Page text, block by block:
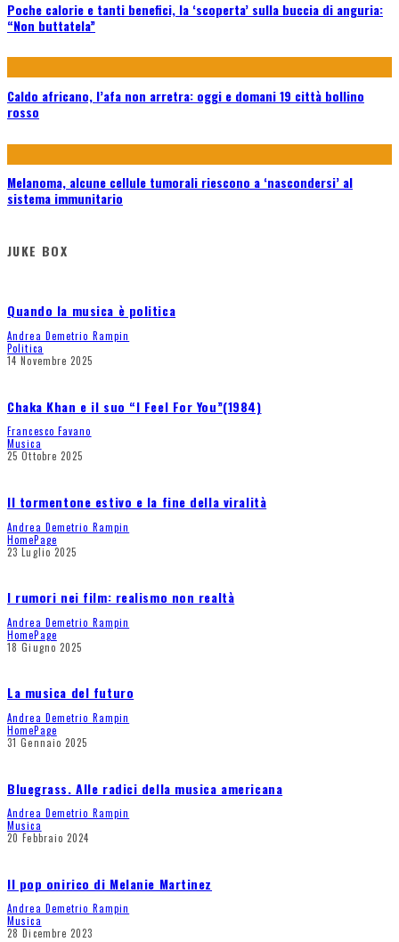
Poche calorie e tanti benefici, la ‘scoperta’ sulla buccia di anguria:
“Non buttatela”
Caldo africano, l’afa non arretra: oggi e domani 19 città bollino
rosso
Melanoma, alcune cellule tumorali riescono a ‘nascondersi’ al
sistema immunitario
JUKE BOX
Quando la musica è politica
Andrea Demetrio Rampin
Politica
14 Novembre 2025
Chaka Khan e il suo “I Feel For You”(1984)
Francesco Favano
Musica
25 Ottobre 2025
Il tormentone estivo e la fine della viralità
Andrea Demetrio Rampin
HomePage
23 Luglio 2025
I rumori nei film: realismo non realtà
Andrea Demetrio Rampin
HomePage
18 Giugno 2025
La musica del futuro
Andrea Demetrio Rampin
HomePage
31 Gennaio 2025
Bluegrass. Alle radici della musica americana
Andrea Demetrio Rampin
Musica
20 Febbraio 2024
Il pop onirico di Melanie Martinez
Andrea Demetrio Rampin
Musica
28 Dicembre 2023